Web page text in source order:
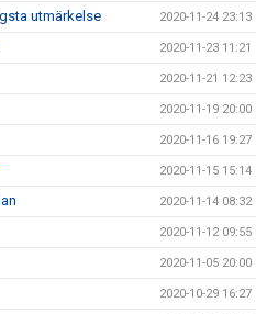
utmärkelse 2020-11-24 23:13
2020-11-23 11:21
2020-11-21 12:23
2020-11-19 20:00
2020-11-16 19:27
2020-11-15 15:14
2020-11-14 08:32
2020-11-12 09:55
2020-11-05 20:00
2020-10-29 16:27